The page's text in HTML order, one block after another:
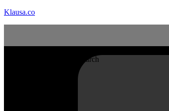
Klausa.co
Search